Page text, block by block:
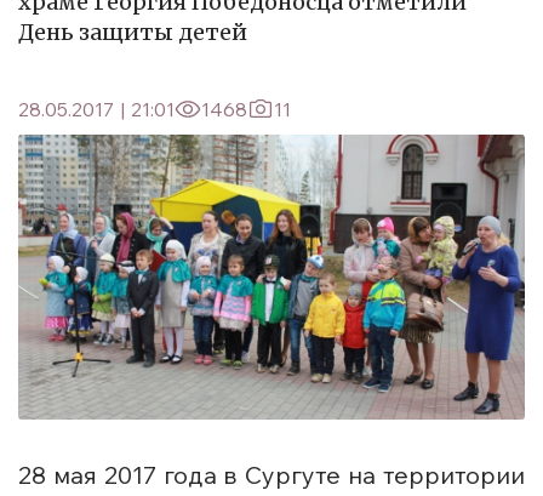
День защиты детей
28.05.2017 | 21:01 1468 11
28 мая 2017 года в Сургуте на территории